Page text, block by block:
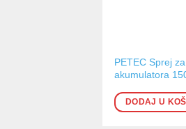
PETEC Sprej
akumulatora
DODAJ U